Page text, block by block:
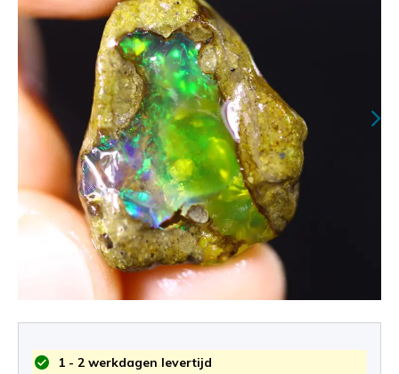
1 - 2 werkdagen levertijd